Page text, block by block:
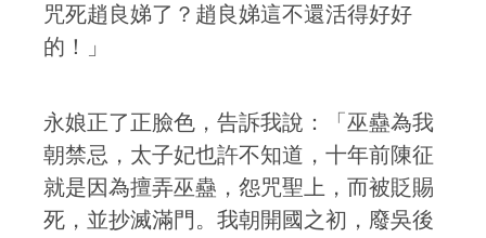
咒死趙良娣了？趙良娣這不還活得好好
的！」
永娘正了正臉色，告訴我說：「巫蠱為我
朝禁忌，太子妃也許不知道，十年前陳征
就是因為擅弄巫蠱，怨咒聖上，而被貶賜
死，並抄滅滿門。我朝開國之初，廢吳後